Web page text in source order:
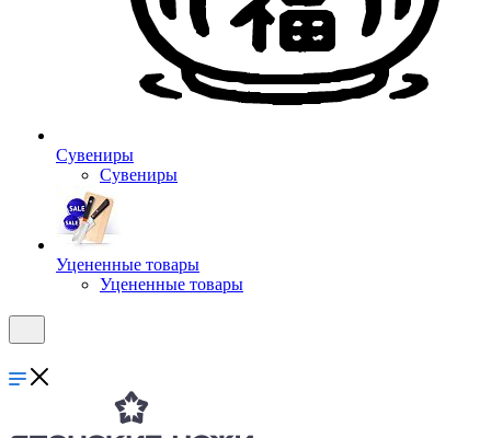
Сувениры
Сувениры
Уцененные товары
Уцененные товары